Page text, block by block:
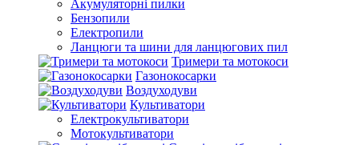
Акумуляторні пилки
Бензопили
Електропили
Ланцюги та шини для ланцюгових пил
Тримери та мотокоси
Газонокосарки
Воздуходуви
Культиватори
Електрокультиватори
Мотокультиватори